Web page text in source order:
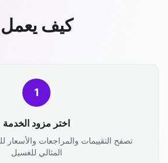
كيف يعمل
1
اختر مزود الخدمة
تصفح التقييمات والمراجعات
المثالي للغسيل